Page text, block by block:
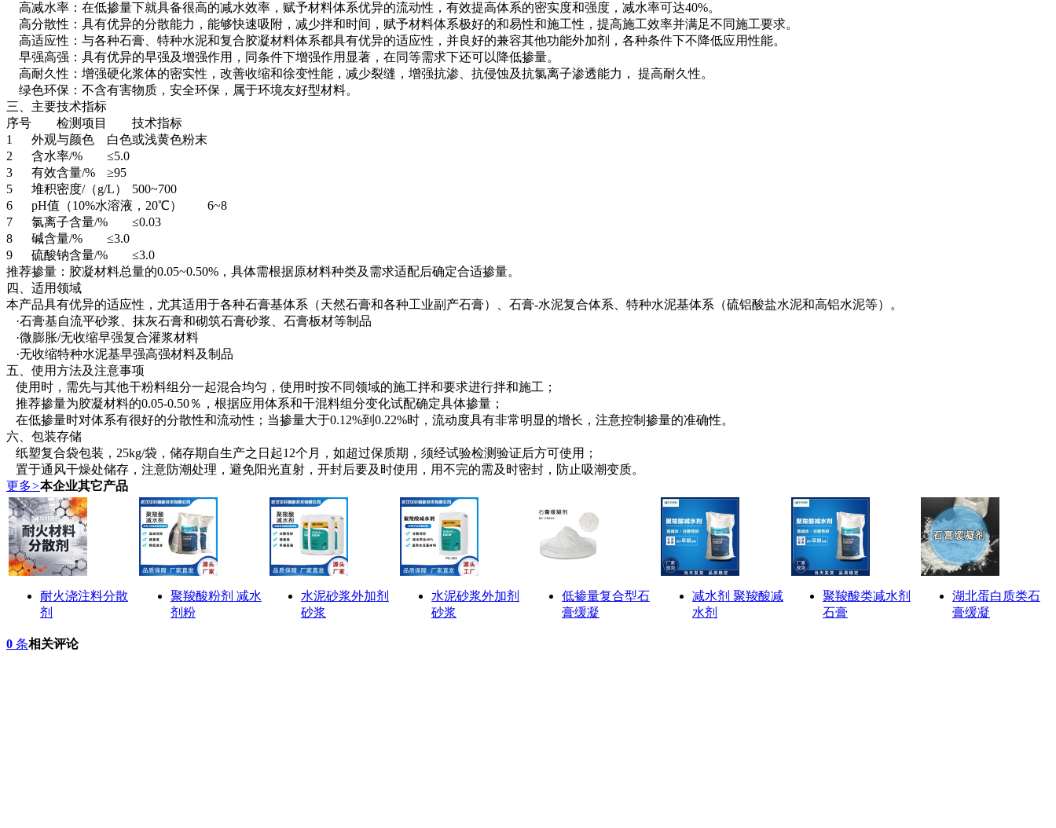
高减水率：在低掺量下就具备很高的减水效率，赋予材料体系优异的流动性，有效提高体系的密实度和强度，减水率可达40%。
高分散性：具有优异的分散能力，能够快速吸附，减少拌和时间，赋予材料体系极好的和易性和施工性，提高施工效率并满足不同施工要求。
高适应性：与各种石膏、特种水泥和复合胶凝材料体系都具有优异的适应性，并良好的兼容其他功能外加剂，各种条件下不降低应用性能。
早强高强：具有优异的早强及增强作用，同条件下增强作用显著，在同等需求下还可以降低掺量。
高耐久性：增强硬化浆体的密实性，改善收缩和徐变性能，减少裂缝，增强抗渗、抗侵蚀及抗氯离子渗透能力， 提高耐久性。
绿色环保：不含有害物质，安全环保，属于环境友好型材料。
三、主要技术指标
序号
检测项目
技术指标
1
外观与颜色
白色或浅黄色粉末
2
含水率/%
≤5.0
3
有效含量/%
≥95
5
堆积密度/（g/L）
500~700
6
pH值（10%水溶液，20℃）
6~8
7
氯离子含量/%
≤0.03
8
碱含量/%
≤3.0
9
硫酸钠含量/%
≤3.0
推荐掺量：胶凝材料总量的0.05~0.50%，具体需根据原材料种类及需求适配后确定合适掺量。
四、适用领域
本产品具有优异的适应性，尤其适用于各种石膏基体系（天然石膏和各种工业副产石膏）、石膏-水泥复合体系、特种水泥基体系（硫铝酸盐水泥和高铝水泥等）。
·石膏基自流平砂浆、抹灰石膏和砌筑石膏砂浆、石膏板材等制品
·微膨胀/无收缩早强复合灌浆材料
·无收缩特种水泥基早强高强材料及制品
五、使用方法及注意事项
使用时，需先与其他干粉料组分一起混合均匀，使用时按不同领域的施工拌和要求进行拌和施工；
推荐掺量为胶凝材料的0.05-0.50％，根据应用体系和干混料组分变化试配确定具体掺量；
在低掺量时对体系有很好的分散性和流动性；当掺量大于0.12%到0.22%时，流动度具有非常明显的增长，注意控制掺量的准确性。
六、包装存储
纸塑复合袋包装，25kg/袋，储存期自生产之日起12个月，如超过保质期，须经试验检测验证后方可使用；
置于通风干燥处储存，注意防潮处理，避免阳光直射，开封后要及时使用，用不完的需及时密封，防止吸潮变质。
更多>本企业其它产品
耐火浇注料‌分散
剂
聚羧酸粉剂 减水
剂粉
水泥砂浆外加剂
砂浆
水泥砂浆外加剂
砂浆
低掺量复合型石
膏缓凝
减水剂 聚羧酸减
水剂
聚羧酸类减水剂
石膏
湖北蛋白质类石
膏缓凝
0 条相关评论